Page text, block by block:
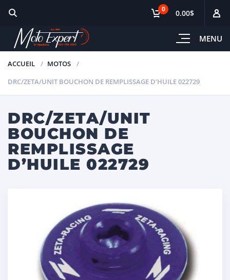
MENU
0 0.00$
ACCUEIL
MOTOS
DRC/ZETA/UNIT BOUCHON DE REMPLISSAGE D’HUILE 022729
DRC/ZETA/UNIT
BOUCHON DE
REMPLISSAGE
D’HUILE 022729